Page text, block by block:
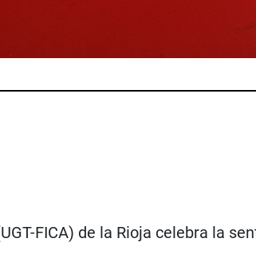
FICA) de la Rioja celebra la